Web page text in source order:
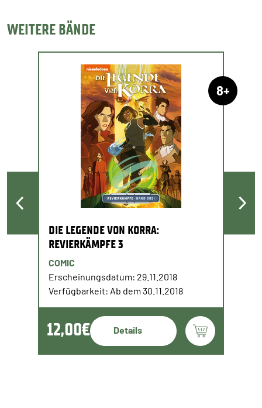
WEITERE BÄNDE
8+
DIE LEGENDE VON KORRA:
REVIERKÄMPFE 3
COMIC
Erscheinungsdatum: 29.11.2018
Verfügbarkeit: Ab dem 30.11.2018
12,00€ Details